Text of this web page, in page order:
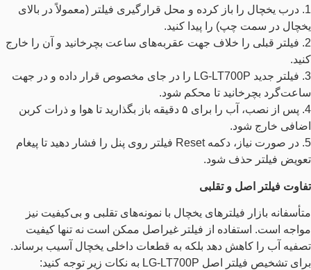
1. درب یخچال را باز کرده و محل قرارگیری فیلتر (معمولاً در بالای
یخچال در سمت چپ) را پیدا کنید.
2. فیلتر قبلی را خلاف جهت عقربه‌های ساعت بچرخانید و آن را خارج
کنید.
3. فیلتر جدید LG-LT700P را در جای مخصوص قرار داده و در جهت
ساعت‌گرد بچرخانید تا محکم شود.
4. پس از نصب، آب را برای ۵ دقیقه باز بگذارید تا هوا و ذرات کربن
اضافی خارج شود.
5. در صورت نیاز، دکمه Reset فیلتر روی پنل را فشار دهید تا پیغام
تعویض فیلتر حذف شود.
تفاوت فیلتر اصل و تقلبی
متأسفانه بازار فیلترهای یخچال با نمونه‌های تقلبی و بی‌کیفیت نیز
مواجه است. استفاده از فیلتر غیراصل ممکن است نه‌ تنها کیفیت
تصفیه آب را کاهش دهد بلکه به قطعات داخلی یخچال آسیب برساند.
برای تشخیص فیلتر اصل LG-LT700P به نکات زیر توجه کنید: